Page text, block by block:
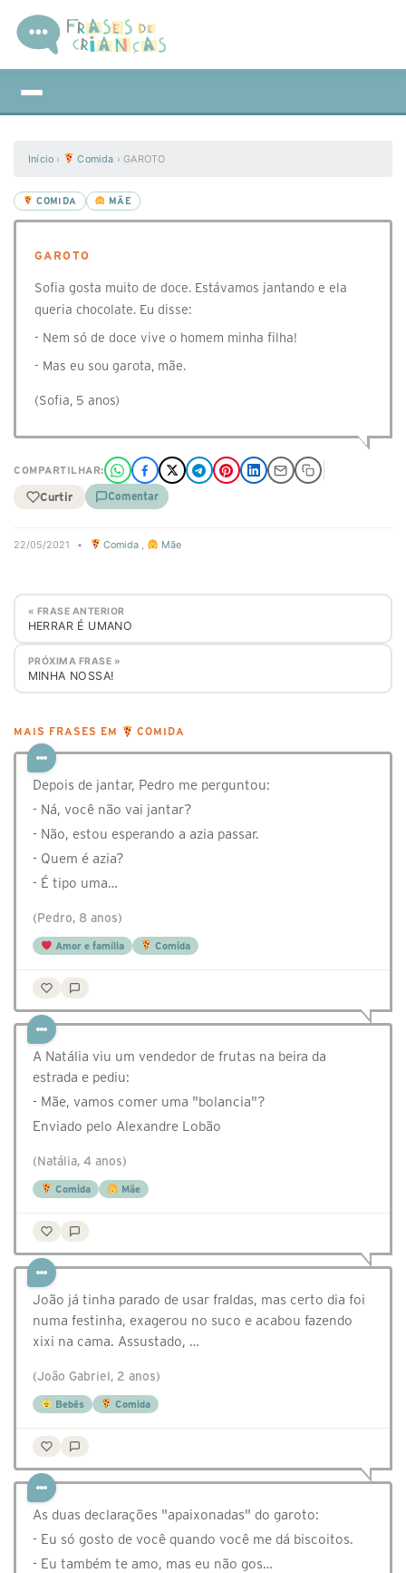
Início › Comida ›GAROTO
COMIDA MÃE
GAROTO
Sofia gosta muito de doce. Estávamos jantando e ela
queria chocolate. Eu disse:
- Nem só de doce vive o homem minha filha!
- Mas eu sou garota, mãe.
(Sofia, 5 anos)
COMPARTILHAR:
Curtir Comentar
22/05/2021 • Comida , Mãe
« FRASE ANTERIOR
HERRAR É UMANO
PRÓXIMA FRASE »
MINHA NOSSA!
MAIS FRASES EM COMIDA
Depois de jantar, Pedro me perguntou:
- Ná, você não vai jantar?
- Não, estou esperando a azia passar.
- Quem é azia?
- É tipo uma…
(Pedro, 8 anos)
Amor e família Comida
A Natália viu um vendedor de frutas na beira da
estrada e pediu:
- Mãe, vamos comer uma "bolancia"?
Enviado pelo Alexandre Lobão
(Natália, 4 anos)
Comida Mãe
João já tinha parado de usar fraldas, mas certo dia foi
numa festinha, exagerou no suco e acabou fazendo
xixi na cama. Assustado, …
(João Gabriel, 2 anos)
Bebês Comida
As duas declarações "apaixonadas" do garoto:
- Eu só gosto de você quando você me dá biscoitos.
- Eu também te amo, mas eu não gos…